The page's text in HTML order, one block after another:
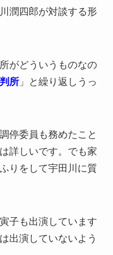
潤四郎が対談する形
がどういうものなの
所」と繰り返しうっ
停委員も務めたこと
詳しいです。でも家
りをして宇田川に質
子も出演しています
出演していないよう